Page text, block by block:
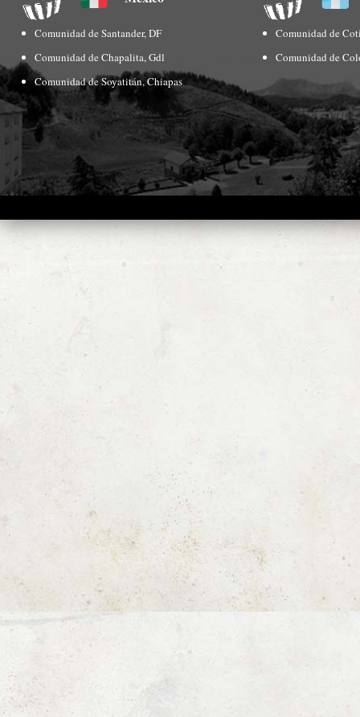
Comunidad de Santander, DF
Comunidad de Chapalita, Gdl
Comunidad de Soyatitán, Chiapas
Comunidad de
Comunidad de